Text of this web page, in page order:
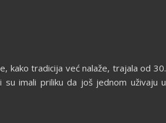
kako tradicija već nalaže, trajala od 30.
imali priliku da još jednom uživaju u